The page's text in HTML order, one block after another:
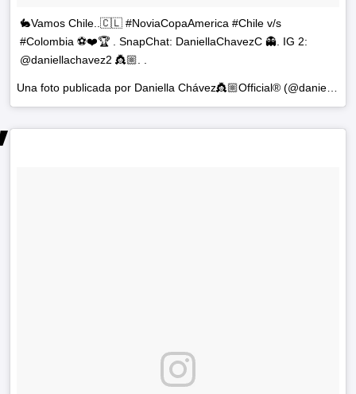
🐇Vamos Chile..🇨🇱 #NoviaCopaAmerica #Chile v/s
#Colombia ⚽️❤️🏆 . SnapChat: DaniellaChavezC 👻. IG 2:
@daniellachavez2 👸🏼. .
Una foto publicada por Daniella Chávez👸🏼Official® (@daniellachavezofficial) el